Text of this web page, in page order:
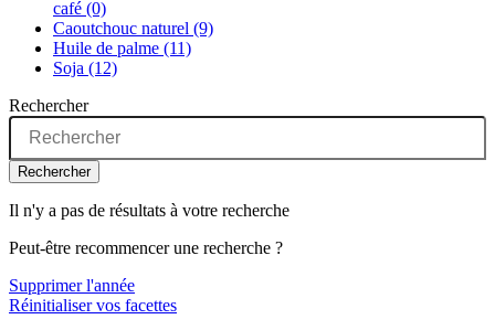
café (0)
Caoutchouc naturel (9)
Huile de palme (11)
Soja (12)
Rechercher
Rechercher
Il n'y a pas de résultats à votre recherche
Peut-être recommencer une recherche ?
Supprimer l'année
Réinitialiser vos facettes